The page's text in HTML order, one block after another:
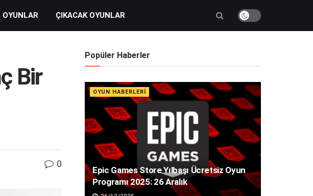
OYUNLAR ÇIKACAK OYUNLAR
Bir
0
Popüler Haberler
OYUN HABERLERI
Epic Games Store Yılbaşı Ücretsiz Oyun
Programı 2025: 26 Aralık